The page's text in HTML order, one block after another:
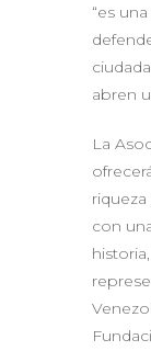
“es
abren
La
riqueza
con